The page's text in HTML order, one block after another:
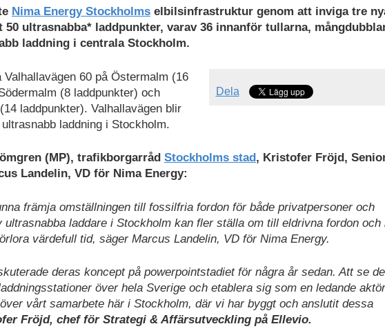
Nima Energy Stockholms elbilsinfrastruktur genom att inviga tre
50 ultrasnabba* laddpunkter, varav 36 innanför tullarna,
laddning i centrala Stockholm.
Dela
60 på Östermalm (16
(8 laddpunkter) och
laddpunkter). Valhallavägen blir
laddning i Stockholm.
(MP), trafikborgarråd Stockholms stad , Kristofer Fröjd,
Landelin, VD för Nima Energy:
främja omställningen till fossilfria fordon för både privatpersoner och
ultrasnabba laddare i Stockholm kan fler ställa om till eldrivna fordon och
värdefull tid, säger Marcus Landelin, VD för Nima Energy.
deras koncept på powerpointstadiet för några år sedan. Att se
över hela Sverige och etablera sig som en ledande
vårt samarbete här i Stockholm, där vi har byggt och anslutit dessa
Fröjd, chef för Strategi & Affärsutveckling på Ellevio.